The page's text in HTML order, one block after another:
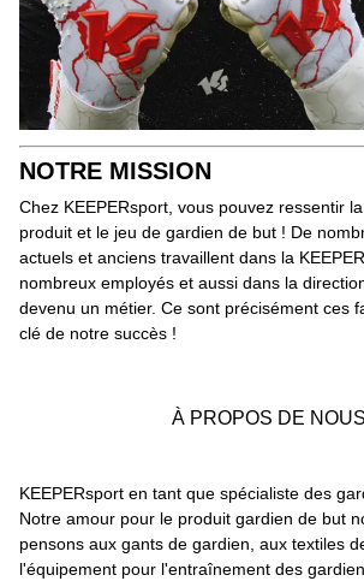
NOTRE MISSION
Chez KEEPERsport, vous pouvez ressentir
produit et le jeu de gardien de but ! De
actuels et anciens travaillent dans la
nombreux employés et aussi dans la
devenu un métier. Ce sont précisément ces
clé de notre succès !
À PROPOS DE NOUS
KEEPERsport en tant que spécialiste des
Notre amour pour le produit gardien de but
pensons aux gants de gardien, aux textiles
l'équipement pour l'entraînement des